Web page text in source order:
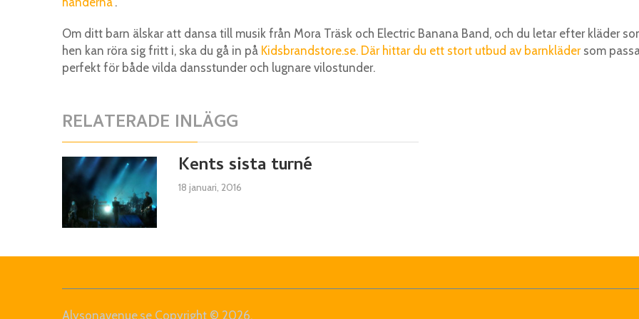
Om ditt barn älskar att dansa till musik från Mora Träsk och Electric Banana Band, och du letar efter kläder
hen kan röra sig fritt i, ska du gå in på Kidsbrandstore.se. Där hittar du ett stort utbud av barnklädersom
perfekt för både vilda dansstunder och lugnare vilostunder.
RELATERADE INLÄGG
Kents sista turné
18 januari, 2016
Alysonavenue.se Copyright © 2026.